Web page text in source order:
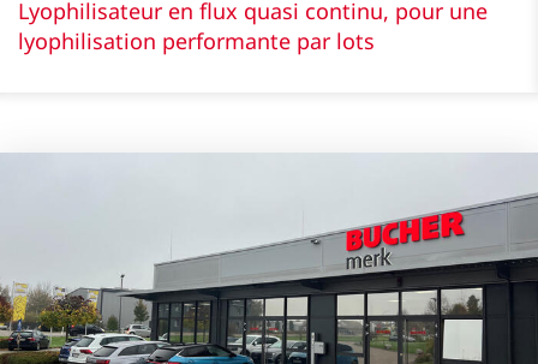
Lyophilisateur en flux quasi continu, pour une
lyophilisation performante par lots